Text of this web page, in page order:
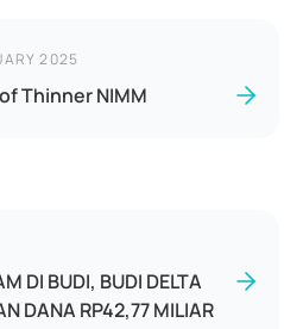
2025
Thinner NIMM
DI BUDI, BUDI DELTA
DANA RP42,77 MILIAR